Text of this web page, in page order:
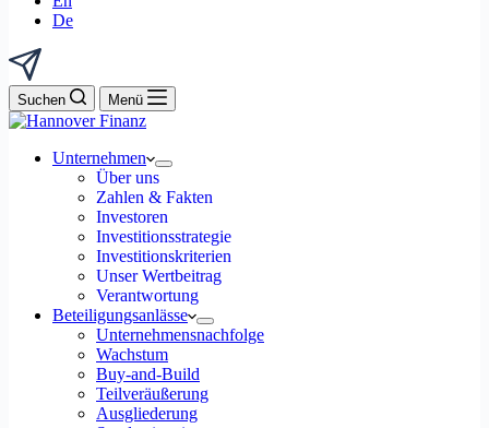
De
Suchen Menü
Unternehmen
Über uns
Zahlen & Fakten
Investoren
Investitionsstrategie
Investitionskriterien
Unser Wertbeitrag
Verantwortung
Beteiligungsanlässe
Unternehmensnachfolge
Wachstum
Buy-and-Build
Teilveräußerung
Ausgliederung